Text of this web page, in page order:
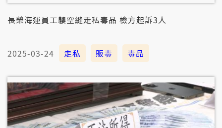
長榮海運員工軁空縫走私毒品 檢方起訴3人
2025-03-24 走私 販毒 毒品